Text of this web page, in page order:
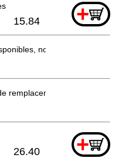
+
15.84
non commandable
remplacement
+
26.40